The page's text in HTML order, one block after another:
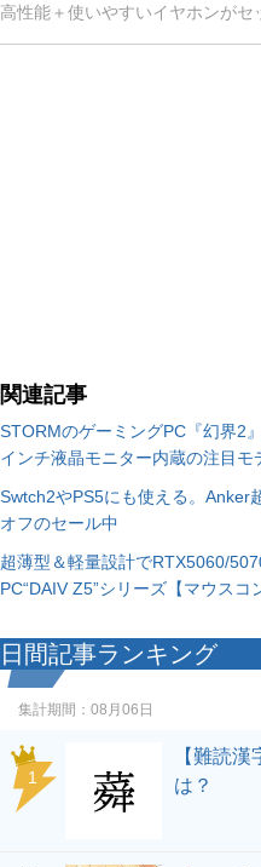
高性能＋使いやすいイヤホンがセ
関連記事
STORMのゲーミングPC『幻界2
インチ液晶モニター内蔵の注目モ
Swtch2やPS5にも使える。Anker
オフのセール中
超薄型＆軽量設計でRTX5060/
PC“DAIV Z5”シリーズ【マウスコ
日間記事ランキング
集計期間： 08月06日
1
【難読
は？